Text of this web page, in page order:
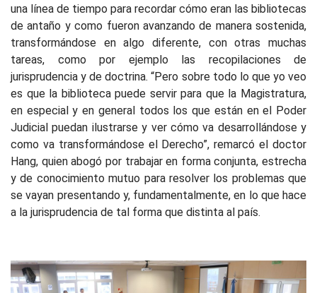
una línea de tiempo para recordar cómo eran las bibliotecas
de antaño y como fueron avanzando de manera sostenida,
transformándose en algo diferente, con otras muchas
tareas, como por ejemplo las recopilaciones de
jurisprudencia y de doctrina. “Pero sobre todo lo que yo veo
es que la biblioteca puede servir para que la Magistratura,
en especial y en general todos los que están en el Poder
Judicial puedan ilustrarse y ver cómo va desarrollándose y
como va transformándose el Derecho”, remarcó el doctor
Hang, quien abogó por trabajar en forma conjunta, estrecha
y de conocimiento mutuo para resolver los problemas que
se vayan presentando y, fundamentalmente, en lo que hace
a la jurisprudencia de tal forma que distinta al país.